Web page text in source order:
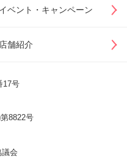
イベント・キャンペーン
店舗紹介
17号
8822号
会